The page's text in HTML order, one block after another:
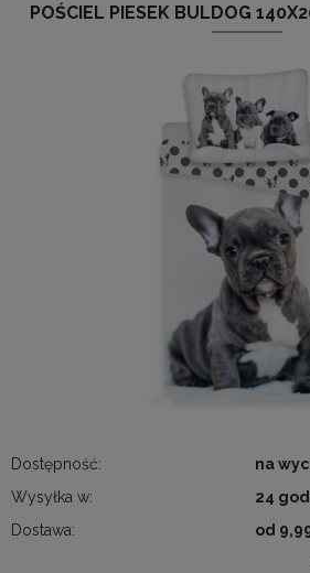
POŚCIEL PIESEK BULDOG
Dostępność:
na
Wysyłka w:
24
Dostawa:
od